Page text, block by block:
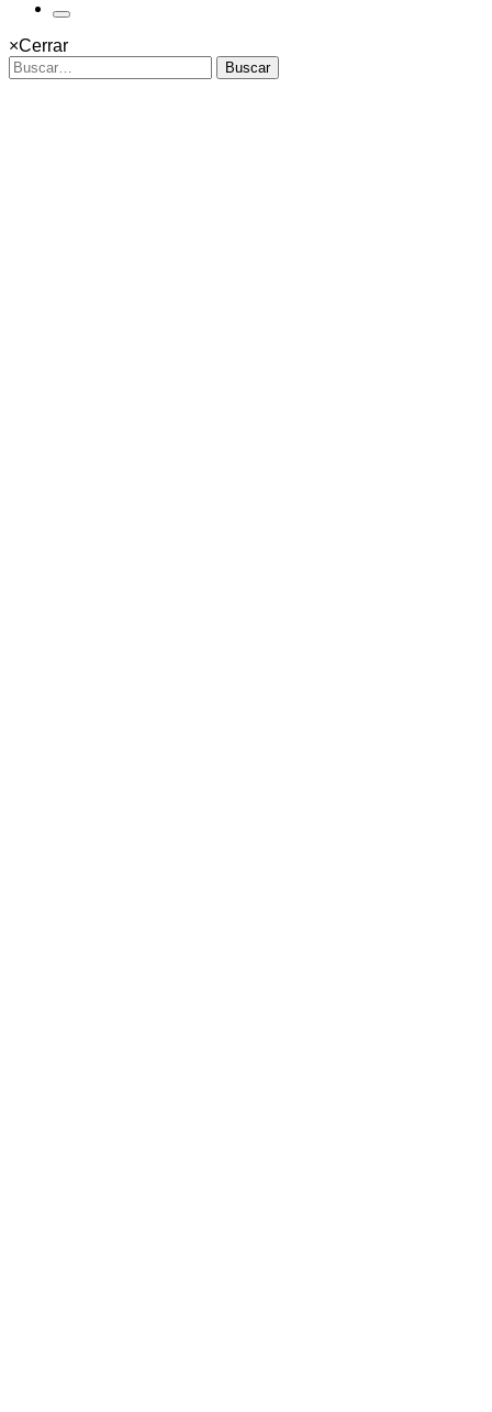
×Cerrar
Buscar